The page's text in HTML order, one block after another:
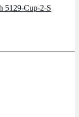
5129-Cup-2-S